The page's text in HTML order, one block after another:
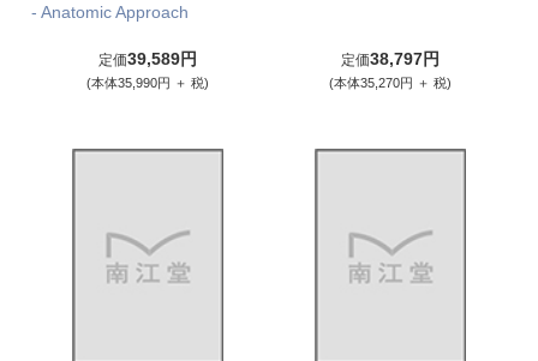
- Anatomic Approach
定価39,589円
(本体35,990円 ＋ 税)
定価38,797円
(本体35,270円 ＋ 税)